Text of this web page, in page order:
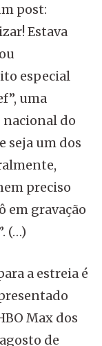
post:
Estava
especial
uma
nacional do
seja um dos
preciso
em gravação
(…)
a estreia é
Max dos
de